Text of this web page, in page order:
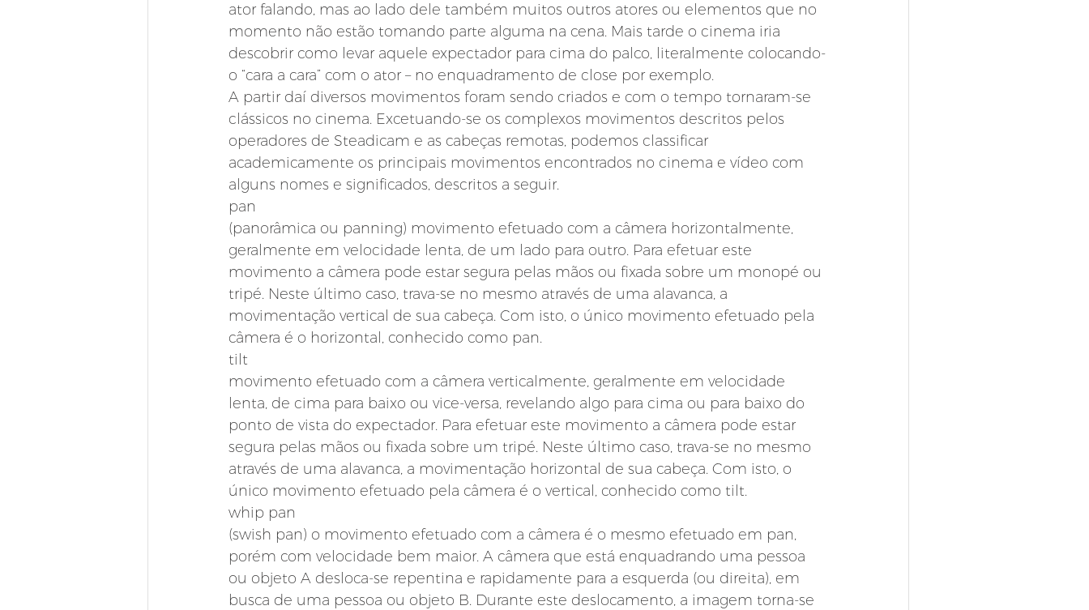
ator falando, mas ao lado dele também muitos outros atores ou elementos que no
momento não estão tomando parte alguma na cena. Mais tarde o cinema iria
descobrir como levar aquele expectador para cima do palco, literalmente colocando-
o “cara a cara” com o ator – no enquadramento de close por exemplo.
A partir daí diversos movimentos foram sendo criados e com o tempo tornaram-se
clássicos no cinema. Excetuando-se os complexos movimentos descritos pelos
operadores de Steadicam e as cabeças remotas, podemos classificar
academicamente os principais movimentos encontrados no cinema e vídeo com
alguns nomes e significados, descritos a seguir.
pan
(panorâmica ou panning) movimento efetuado com a câmera horizontalmente,
geralmente em velocidade lenta, de um lado para outro. Para efetuar este
movimento a câmera pode estar segura pelas mãos ou fixada sobre um monopé ou
tripé. Neste último caso, trava-se no mesmo através de uma alavanca, a
movimentação vertical de sua cabeça. Com isto, o único movimento efetuado pela
câmera é o horizontal, conhecido como pan.
tilt
movimento efetuado com a câmera verticalmente, geralmente em velocidade
lenta, de cima para baixo ou vice-versa, revelando algo para cima ou para baixo do
ponto de vista do expectador. Para efetuar este movimento a câmera pode estar
segura pelas mãos ou fixada sobre um tripé. Neste último caso, trava-se no mesmo
através de uma alavanca, a movimentação horizontal de sua cabeça. Com isto, o
único movimento efetuado pela câmera é o vertical, conhecido como tilt.
whip pan
(swish pan) o movimento efetuado com a câmera é o mesmo efetuado em pan,
porém com velocidade bem maior. A câmera que está enquadrando uma pessoa
ou objeto A desloca-se repentina e rapidamente para a esquerda (ou direita), em
busca de uma pessoa ou objeto B. Durante este deslocamento, a imagem torna-se